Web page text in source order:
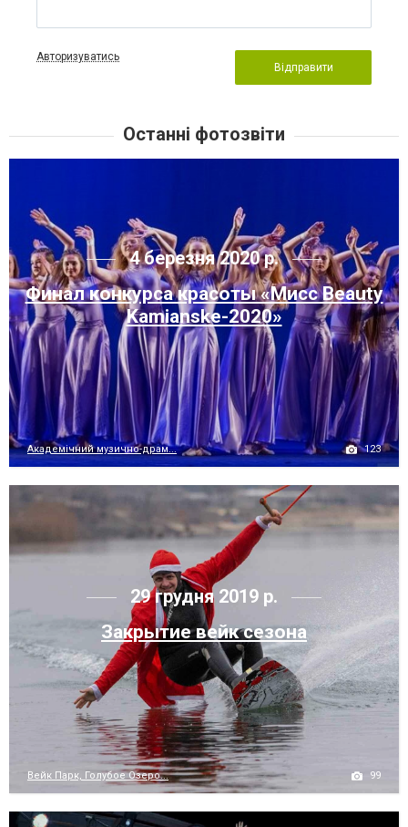
Авторизуватись
Відправити
Останні фотозвіти
4 березня 2020 р.
Финал конкурса красоты «Mисc Beauty
Kamianske-2020»
Академічний музично-драм... 123
29 грудня 2019 р.
Закрытие вейк сезона
Вейк Парк, Голубое Озеро... 99